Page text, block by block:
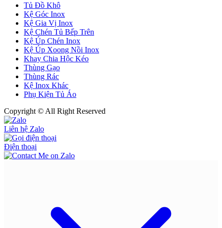
Tủ Đồ Khô
Kệ Góc Inox
Kệ Gia Vị Inox
Kệ Chén Tủ Bếp Trên
Kệ Úp Chén Inox
Kệ Úp Xoong Nồi Inox
Khay Chia Hộc Kéo
Thùng Gạo
Thùng Rác
Kệ Inox Khác
Phụ Kiện Tủ Áo
Copyright © All Right Reserved
Liên hệ Zalo
Điện thoại